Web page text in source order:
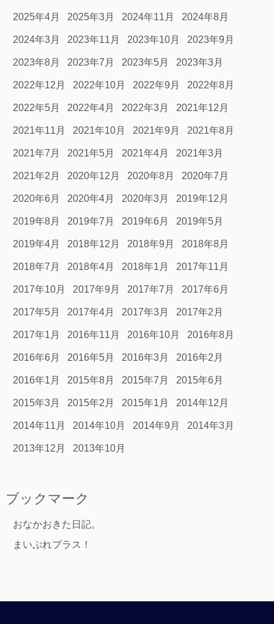
2025年4月 2025年3月 2024年11月 2024年8月
2024年3月 2023年11月 2023年10月 2023年9月
2023年8月 2023年7月 2023年5月 2023年3月
2022年12月 2022年10月 2022年9月 2022年8月
2022年5月 2022年4月 2022年3月 2021年12月
2021年11月 2021年10月 2021年9月 2021年8月
2021年7月 2021年5月 2021年4月 2021年3月
2021年2月 2020年12月 2020年8月 2020年7月
2020年6月 2020年4月 2020年3月 2019年12月
2019年8月 2019年7月 2019年6月 2019年5月
2019年4月 2018年12月 2018年9月 2018年8月
2018年7月 2018年4月 2018年1月 2017年11月
2017年10月 2017年9月 2017年7月 2017年6月
2017年5月 2017年4月 2017年3月 2017年2月
2017年1月 2016年11月 2016年10月 2016年8月
2016年6月 2016年5月 2016年3月 2016年2月
2016年1月 2015年8月 2015年7月 2015年6月
2015年3月 2015年2月 2015年1月 2014年12月
2014年11月 2014年10月 2014年9月 2014年3月
2013年12月 2013年10月
ブックマーク
おなかおきた日記。
まいぷれプラス！